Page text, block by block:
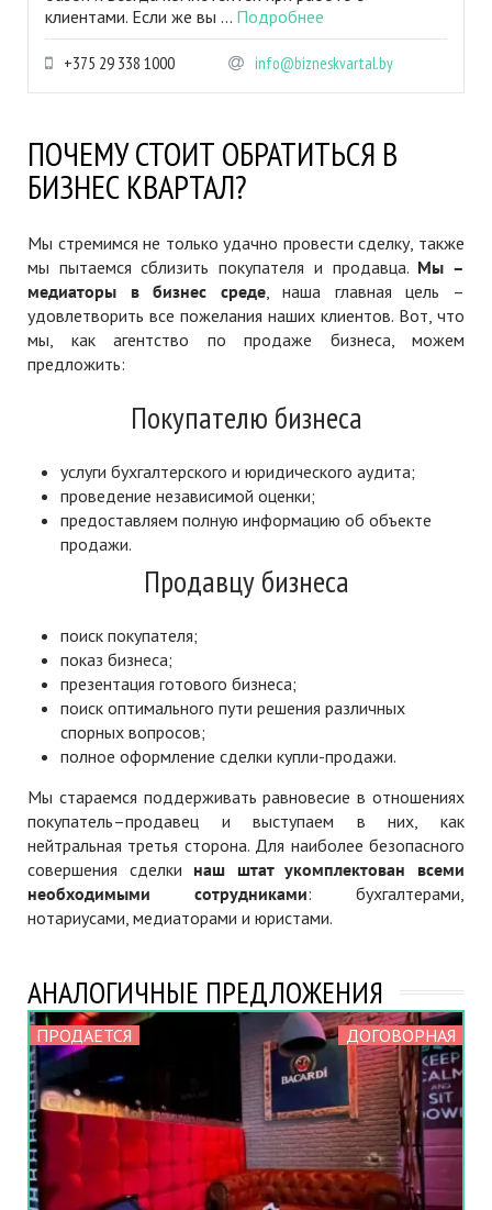
клиентами. Если же вы ... Подробнее
+375 29 338 1000 info@bizneskvartal.by
ПОЧЕМУ СТОИТ ОБРАТИТЬСЯ В
БИЗНЕС КВАРТАЛ?
Мы стремимся не только удачно провести сделку, также
мы пытаемся сблизить покупателя и продавца. Мы –
медиаторы в бизнес среде, наша главная цель –
удовлетворить все пожелания наших клиентов. Вот, что
мы, как агентство по продаже бизнеса, можем
предложить:
Покупателю бизнеса
услуги бухгалтерского и юридического аудита;
проведение независимой оценки;
предоставляем полную информацию об объекте
продажи.
Продавцу бизнеса
поиск покупателя;
показ бизнеса;
презентация готового бизнеса;
поиск оптимального пути решения различных
спорных вопросов;
полное оформление сделки купли-продажи.
Мы стараемся поддерживать равновесие в отношениях
покупатель–продавец и выступаем в них, как
нейтральная третья сторона. Для наиболее безопасного
совершения сделки наш штат укомплектован всеми
необходимыми сотрудниками: бухгалтерами,
нотариусами, медиаторами и юристами.
АНАЛОГИЧНЫЕ ПРЕДЛОЖЕНИЯ
ПРОДАЕТСЯ ДОГОВОРНАЯ